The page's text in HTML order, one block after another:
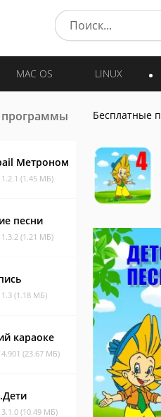
MAC OS LINUX
Метроном
(1.45 МБ)
песни
(1.21 МБ)
(1.18 МБ)
караоке
(23.67 МБ)
(10.49 МБ)
Бесплатные